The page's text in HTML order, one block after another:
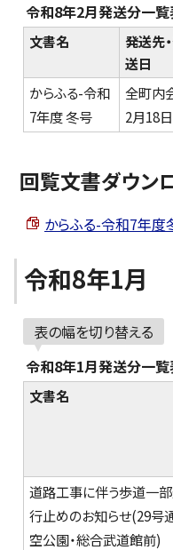
令和8年2月発送分一覧
文書名
発送先
送日
からふる-令和
7年度 冬号
全町内
2月18日
回覧文書ダウン
からふる-令和7年度
令和8年1月
表の幅を切り替える
令和8年1月発送分一覧
文書名
道路工事に伴う歩道一
行止めのお知らせ(29号
空公園・総合武道館前)